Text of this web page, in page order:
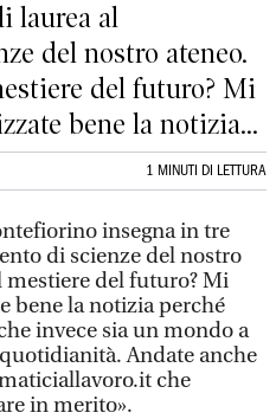
laurea al
del nostro ateneo.
del futuro? Mi
bene la notizia...
1 MINUTI DI LETTURA
insegna in tre
di scienze del nostro
mestiere del futuro? Mi
bene la notizia perché
invece sia un mondo a
Andate anche
che
in merito».